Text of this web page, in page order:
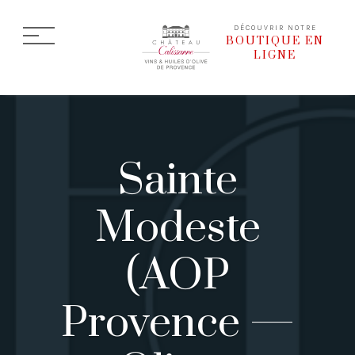
DÉCOUVRIR NOTRE
BOUTIQUE EN
LIGNE
Sainte
Modeste
(AOP
Provence —